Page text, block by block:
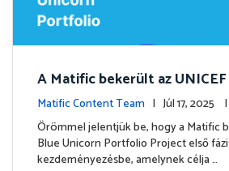
A Matific bekerült az
ortfóliójába: új fejezet
Matific Content Team | Júl 17, 2025 |
ek
Örömmel jelentjük be, hogy a Matific
Blue Unicorn Portfolio Project első
kezdeményezésbe, amelynek célja …